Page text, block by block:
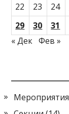
22
23 24
29
30
31
« Дек Фев »
Мероприятия